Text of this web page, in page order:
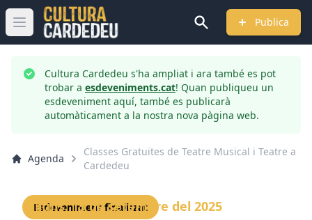
Obrir menú principal Publica
Cultura Cardedeu s'ha ampliat i ara també es pot
trobar a esdeveniments.cat! Quan publiqueu un
esdeveniment aquí, també es publicarà
automàticament a la nostra nova pàgina web.
Agenda
Classes Gratuïtes de Teatre Musical i Teatre a
Cardedeu
Esdeveniment finalitzat
Dilluns, 15 de setembre del 2025